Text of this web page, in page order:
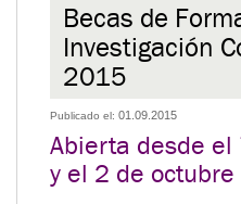
Becas de
Investigación
2015
Publicado el: 01.09.2015
Abierta desde
y el 2 de